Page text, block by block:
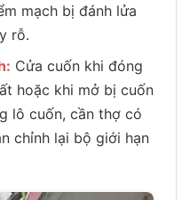
mạch bị đánh lửa
rỗ.
Cửa cuốn khi đóng
hoặc khi mở bị cuốn
lô cuốn, cần thợ có
chỉnh lại bộ giới hạn